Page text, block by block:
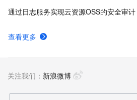
通过日志服务实现云资源OSS的安全审计
查看更多
关注我们： 新浪微博